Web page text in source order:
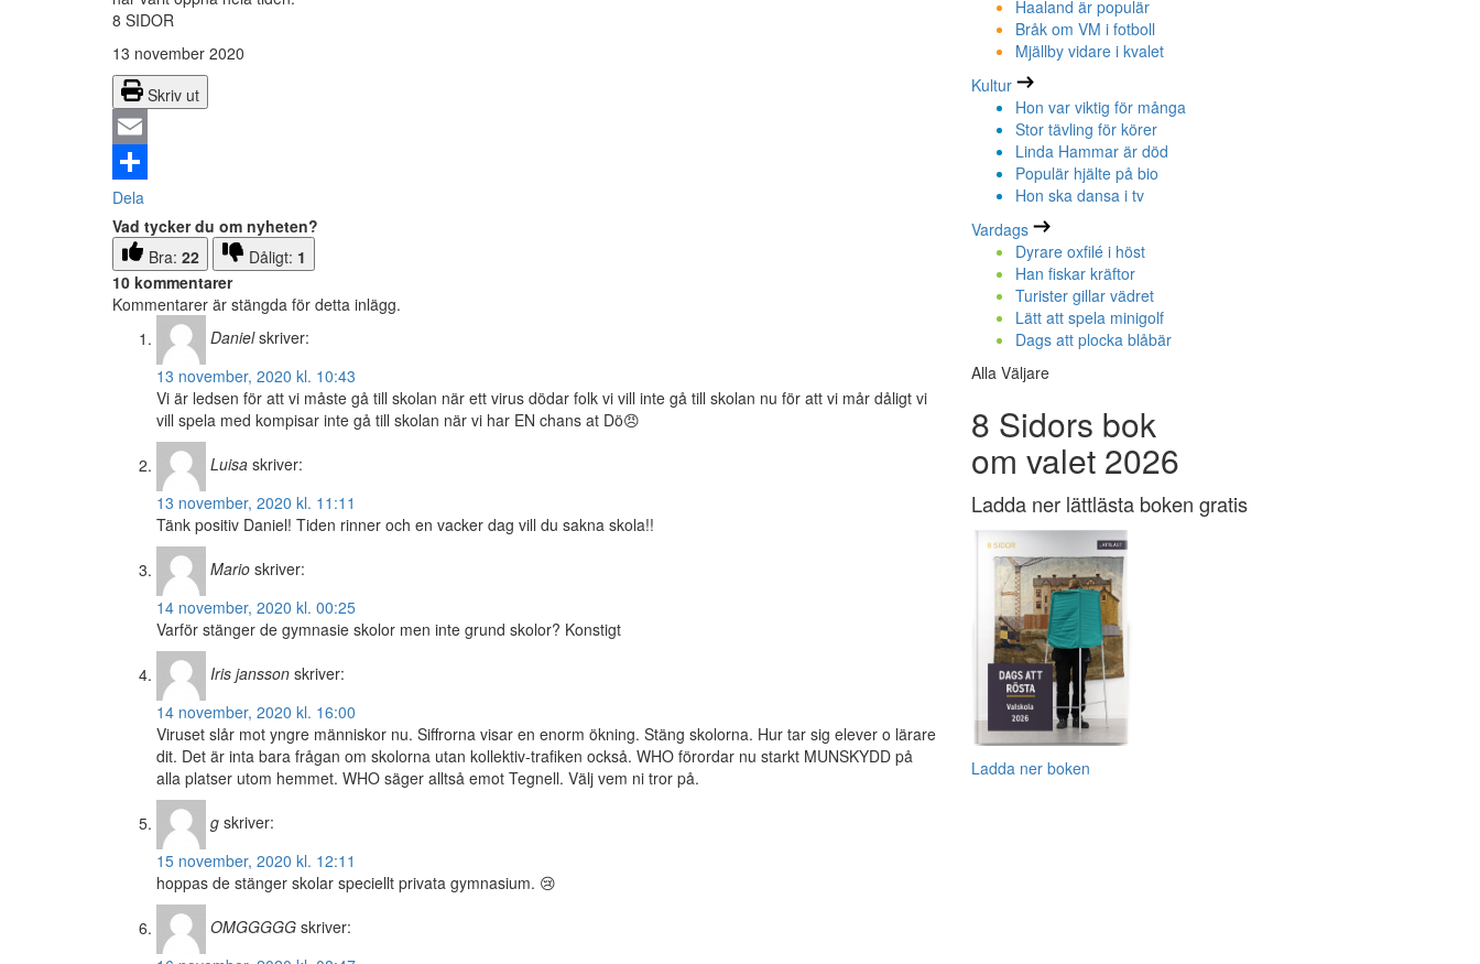
8 SIDOR
13 november 2020
Skriv ut
Email
Dela
Vad tycker du om nyheten?
Bra: 22 Dåligt: 1
10 kommentarer
Kommentarer är stängda för detta inlägg.
Daniel skriver:
13 november, 2020 kl. 10:43
Vi är ledsen för att vi måste gå till skolan när ett virus dödar folk vi vill inte gå till skolan nu för att vi mår dåligt vi
vill spela med kompisar inte gå till skolan när vi har EN chans at Dö😠
Luisa skriver:
13 november, 2020 kl. 11:11
Tänk positiv Daniel! Tiden rinner och en vacker dag vill du sakna skola!!
Mario skriver:
14 november, 2020 kl. 00:25
Varför stänger de gymnasie skolor men inte grund skolor? Konstigt
Iris jansson skriver:
14 november, 2020 kl. 16:00
Viruset slår mot yngre människor nu. Siffrorna visar en enorm ökning. Stäng skolorna. Hur tar sig elever o lärare
dit. Det är inta bara frågan om skolorna utan kollektiv-trafiken också. WHO förordar nu starkt MUNSKYDD på
alla platser utom hemmet. WHO säger alltså emot Tegnell. Välj vem ni tror på.
g skriver:
15 november, 2020 kl. 12:11
hoppas de stänger skolar speciellt privata gymnasium. 😢
OMGGGGG skriver:
Haaland är populär
Bråk om VM i fotboll
Mjällby vidare i kvalet
Kultur
Hon var viktig för många
Stor tävling för körer
Linda Hammar är död
Populär hjälte på bio
Hon ska dansa i tv
Vardags
Dyrare oxfilé i höst
Han fiskar kräftor
Turister gillar vädret
Lätt att spela minigolf
Dags att plocka blåbär
Alla Väljare
8 Sidors bok
om valet 2026
Ladda ner lättlästa boken gratis
Ladda ner boken